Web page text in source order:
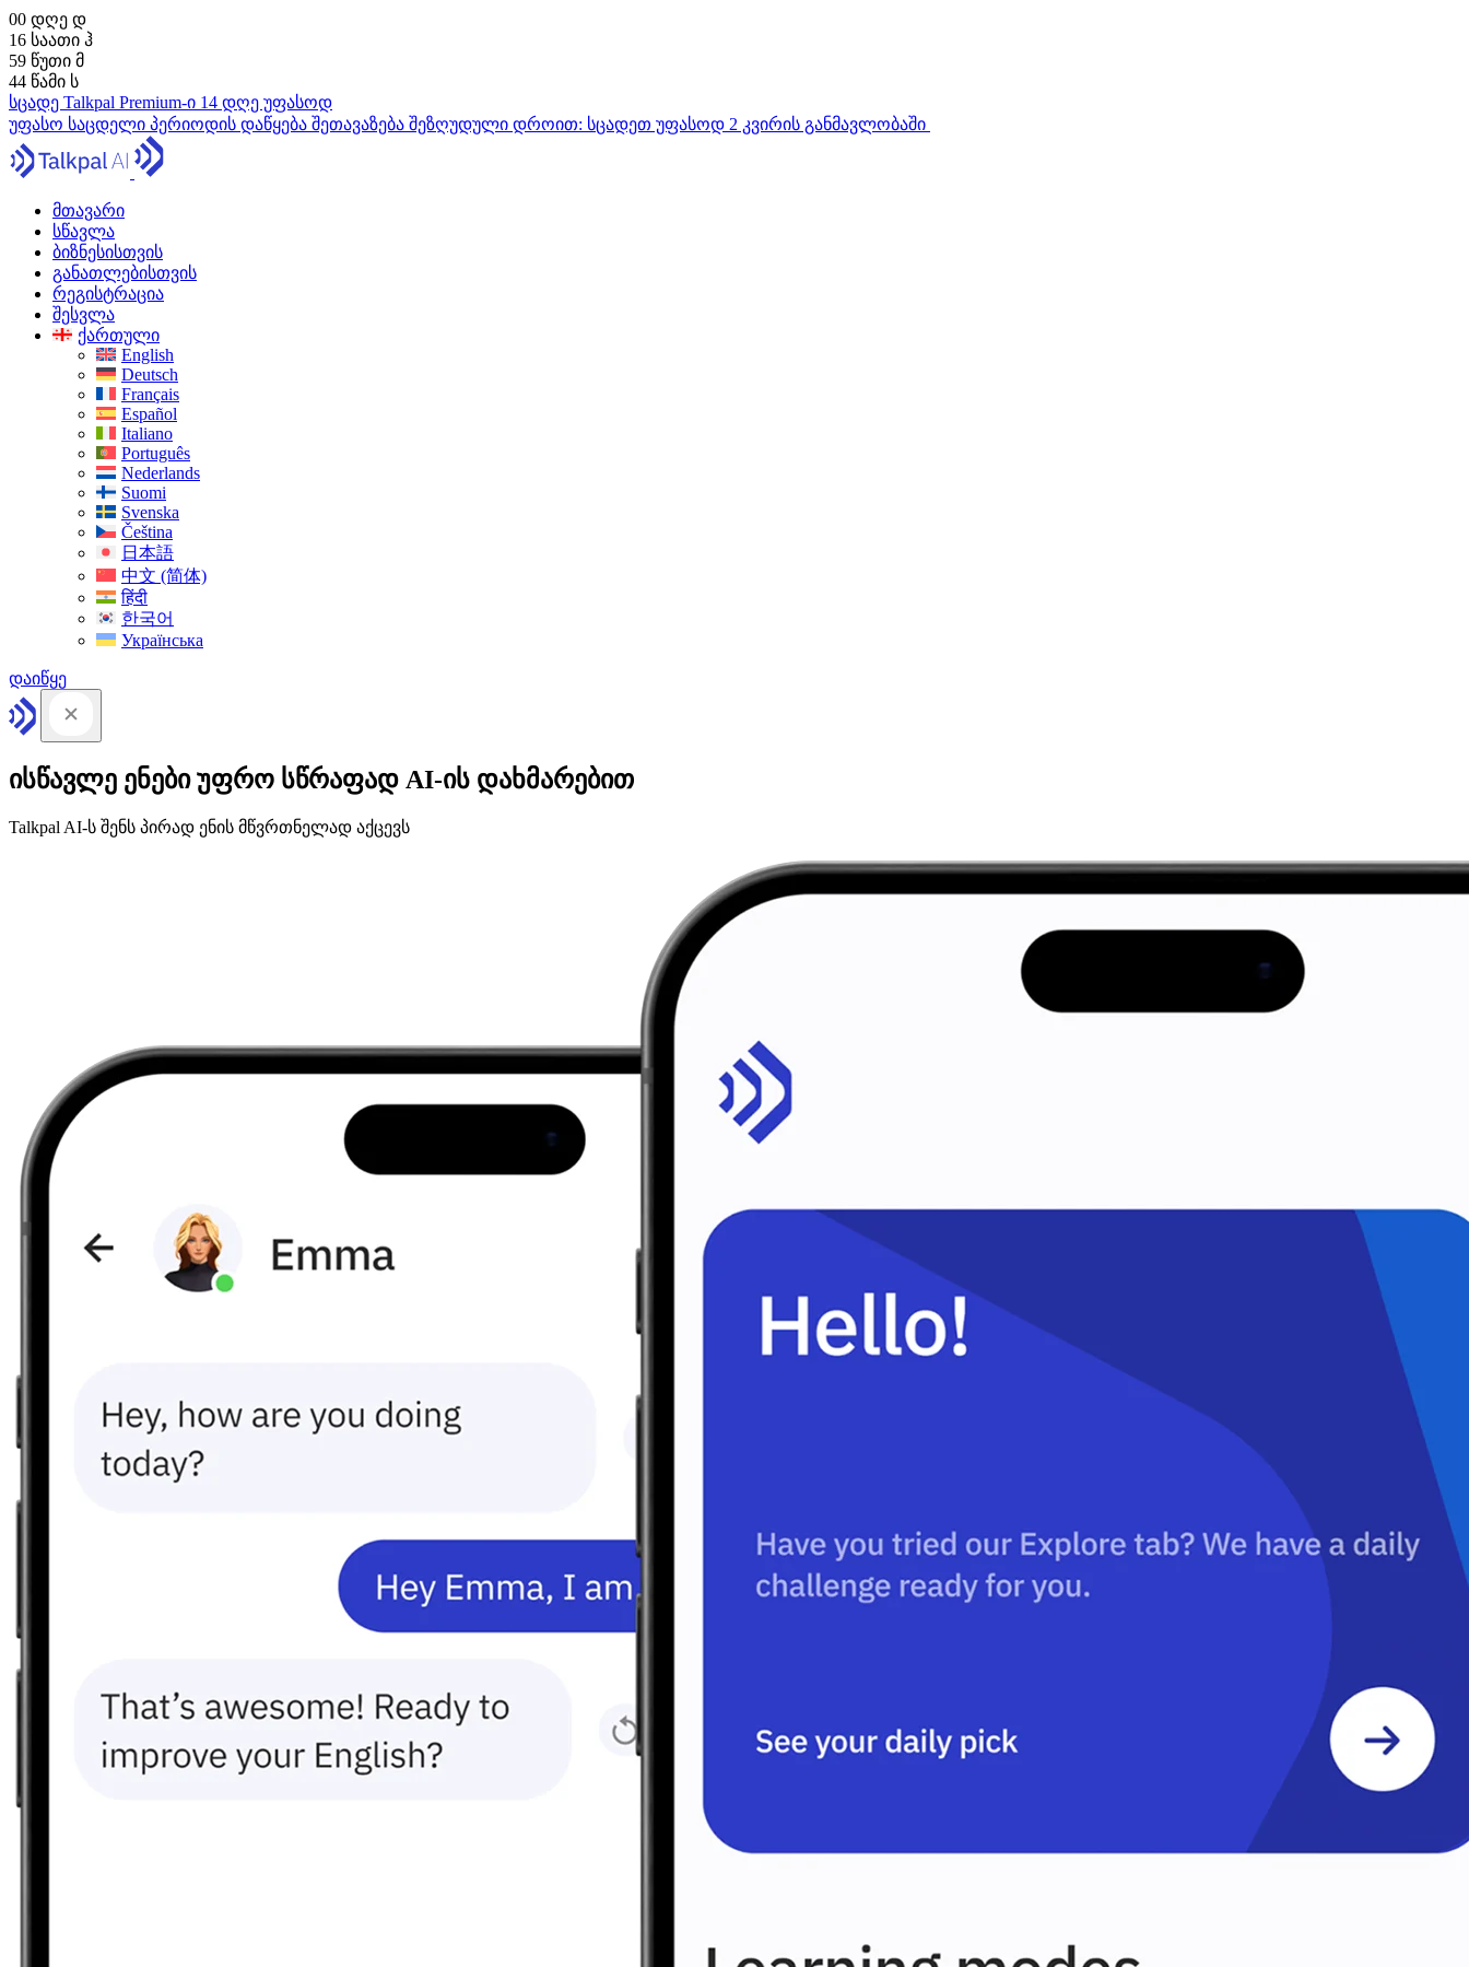
00 დღე დ
16 საათი ჰ
59 წუთი მ
43 წამი ს
სცადე Talkpal Premium-ი 14 დღე უფასოდ
უფასო საცდელი პერიოდის დაწყება შეთავაზება შეზღუდული დროით: სცადეთ უფასოდ 2 კვირის განმავლობაში
მთავარი
სწავლა
ბიზნესისთვის
განათლებისთვის
რეგისტრაცია
შესვლა
ქართული
English
Deutsch
Français
Español
Italiano
Português
Nederlands
Suomi
Svenska
Čeština
日本語
中文 (简体)
हिंदी
한국어
Українська
დაიწყე
ისწავლე ენები უფრო სწრაფად AI-ის დახმარებით
Talkpal AI-ს შენს პირად ენის მწვრთნელად აქცევს